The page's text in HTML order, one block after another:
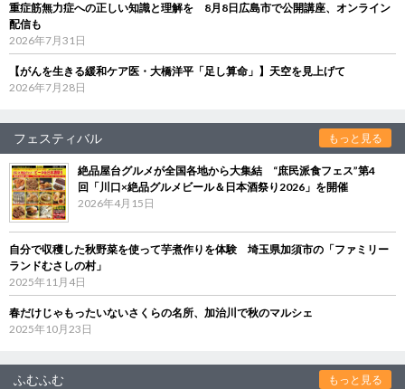
重症筋無力症への正しい知識と理解を 8月8日広島市で公開講座、オンライン
配信も
2026年7月31日
【がんを生きる緩和ケア医・大橋洋平「足し算命」】天空を見上げて
2026年7月28日
フェスティバル もっと見る
絶品屋台グルメが全国各地から大集結 “庶民派食フェス”第4
回「川口×絶品グルメビール＆日本酒祭り2026」を開催
2026年4月15日
自分で収穫した秋野菜を使って芋煮作りを体験 埼玉県加須市の「ファミリー
ランドむさしの村」
2025年11月4日
春だけじゃもったいないさくらの名所、加治川で秋のマルシェ
2025年10月23日
ふむふむ もっと見る